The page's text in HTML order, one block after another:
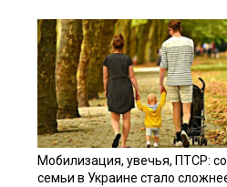
Мобилизация, увечья, ПТСР:
семьи в Украине стало